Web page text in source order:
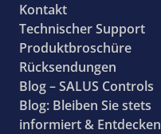
Kontakt
Technischer Support
Produktbroschüre
Rücksendungen
Blog – SALUS Controls
Blog: Bleiben Sie stets
informiert & Entdecken